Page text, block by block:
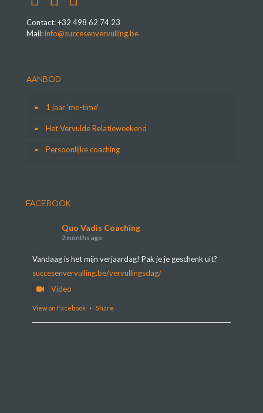
Contact: +32 498 62 74 23
Mail:info@succesenvervulling.be
AANBOD
1 jaar ‘me-time’
Het Vervulde Relatieweekend
Persoonlijke coaching
FACEBOOK
Quo Vadis Coaching
2 months ago
Vandaag is het mijn verjaardag! Pak je je geschenk uit?
succesenvervulling.be/vervullingsdag/
Video
View on Facebook · Share